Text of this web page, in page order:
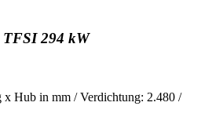
TFSI 294 kW
x Hub in mm / Verdichtung: 2.480 /